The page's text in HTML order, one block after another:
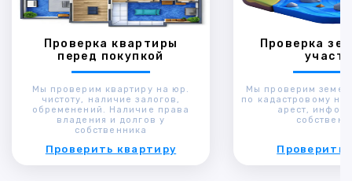
Проверка квартиры
перед покупкой
Мы проверим квартиру на юр.
чистоту, наличие залогов,
обременений. Наличие права
владения и долгов у
собственника
Проверить квартиру
Проверка
Мы проверим
по кадастровому
арест,
Проверить